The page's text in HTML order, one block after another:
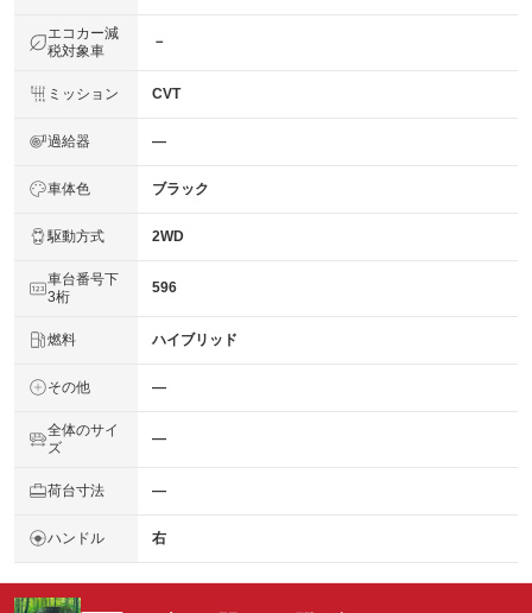
エコカー減
税対象車
－
ミッション CVT
過給器 ―
車体色 ブラック
駆動方式 2WD
車台番号下
3桁
596
燃料 ハイブリッド
その他 ―
全体のサイ
ズ
―
荷台寸法 ―
ハンドル 右